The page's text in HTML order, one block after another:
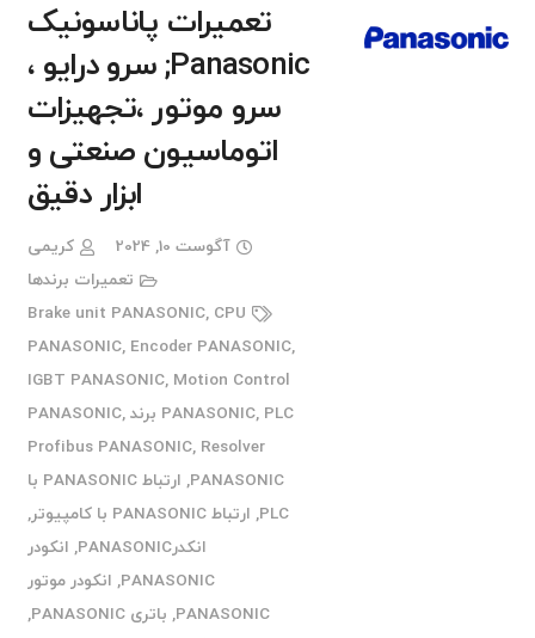
تعمیرات پاناسونیک
Panasonic; سرو درایو ،
سرو موتور ،تجهیزات
اتوماسیون صنعتی و
ابزار دقیق
آگوست 10, 2024
کریمی
تعمیرات برندها
Brake unit PANASONIC, CPU
PANASONIC, Encoder PANASONIC,
IGBT PANASONIC, Motion Control
PANASONIC, PLC برند PANASONIC
,
Profibus PANASONIC, Resolver
PANASONIC
,
ارتباط PANASONIC با
PLC
, ارتباط PANASONIC با کامپیوتر
,
انکدرPANASONIC
, انکودر
PANASONIC
, انکودر موتور
PANASONIC
, باتری PANASONIC
,